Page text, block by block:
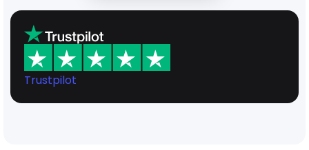
Trustpilot